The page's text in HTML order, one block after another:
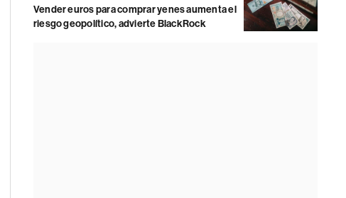
Vender euros para comprar yenes aumenta el
riesgo geopolítico, advierte BlackRock